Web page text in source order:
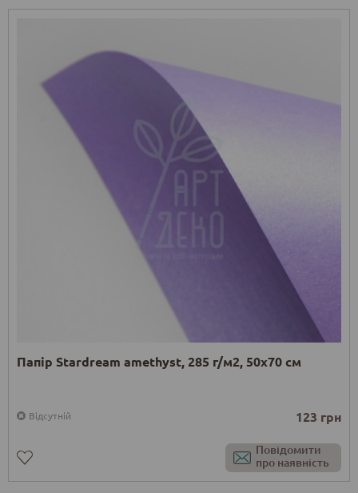
Папір Stardream amethyst, 285 г/м2, 50х70 см
Відсутній 123 грн
Повідомити
про наявність